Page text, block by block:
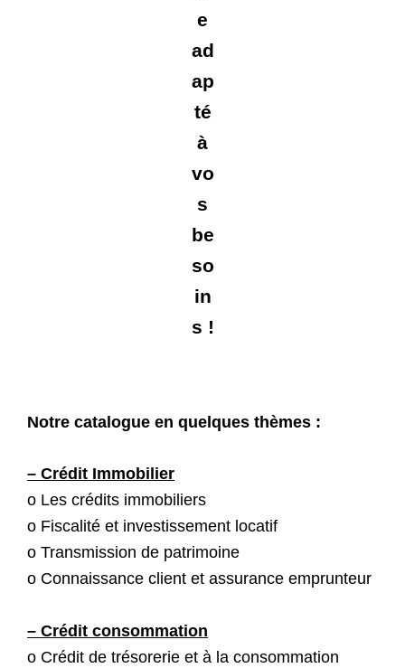
e
ad
ap
té
à
vo
s
be
so
in
s !
Notre catalogue en quelques thèmes :
– Crédit Immobilier
o Les crédits immobiliers
o Fiscalité et investissement locatif
o Transmission de patrimoine
o Connaissance client et assurance emprunteur
– Crédit consommation
o Crédit de trésorerie et à la consommation